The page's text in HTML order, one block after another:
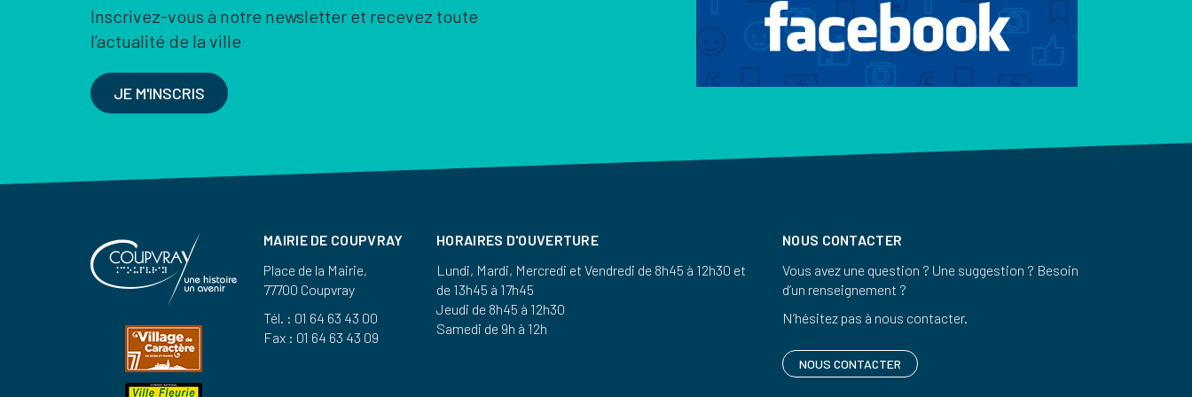
Inscrivez-vous à notre newsletter et recevez toute
l’actualité de la ville
JE M'INSCRIS
MAIRIE DE COUPVRAY
Place de la Mairie,
77700 Coupvray
Tél. : 01 64 63 43 00
Fax : 01 64 63 43 09
HORAIRES D'OUVERTURE
Lundi, Mardi, Mercredi et Vendredi de 8h45 à 12h30 et
de 13h45 à 17h45
Jeudi de 8h45 à 12h30
Samedi de 9h à 12h
NOUS CONTACTER
Vous avez une question ? Une suggestion ? Besoin
d’un renseignement ?
N’hésitez pas à nous contacter.
NOUS CONTACTER